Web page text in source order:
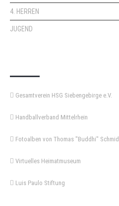
4. HERREN
JUGEND
Gesamtverein HSG Siebengebirge e.V.
Handballverband Mittelrhein
Fotoalben von Thomas "Buddhi"
Virtuelles Heimatmuseum
Luis Paulo Stiftung